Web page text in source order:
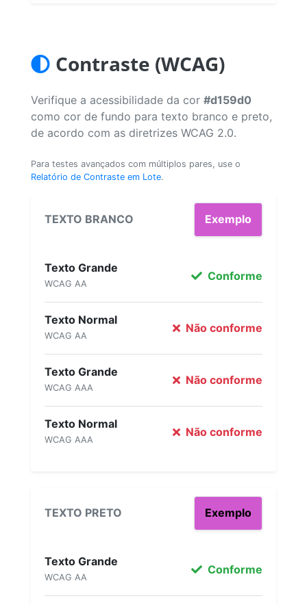
Contraste (WCAG)
Verifique a acessibilidade da cor #d159d0
como cor de fundo para texto branco e preto,
de acordo com as diretrizes WCAG 2.0.
Para testes avançados com múltiplos pares, use o
Relatório de Contraste em Lote.
TEXTO BRANCO Exemplo
Texto Grande
WCAG AA
Conforme
Texto Normal
WCAG AA
Não conforme
Texto Grande
WCAG AAA
Não conforme
Texto Normal
WCAG AAA
Não conforme
TEXTO PRETO Exemplo
Texto Grande
WCAG AA
Conforme